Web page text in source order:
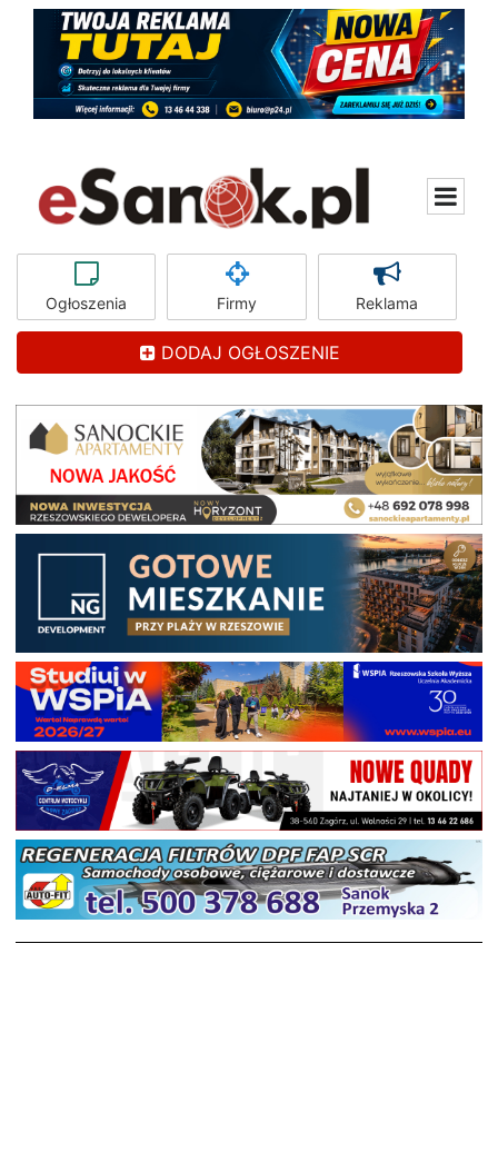
Ogłoszenia Firmy Reklama
DODAJ OGŁOSZENIE